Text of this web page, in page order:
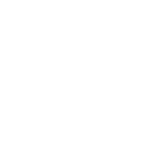
aunque ha eludido
Este viernes,
actores implicados
de Transmisión de
que el organismo
sucedido»